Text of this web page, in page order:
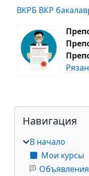
ВКРБ ВКР
Блоки
Пропустить
Навигация
В начало
Мои курсы